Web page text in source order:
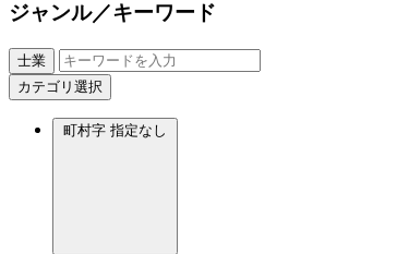
ジャンル／キーワード
士業
カテゴリ選択
町村字 指定なし